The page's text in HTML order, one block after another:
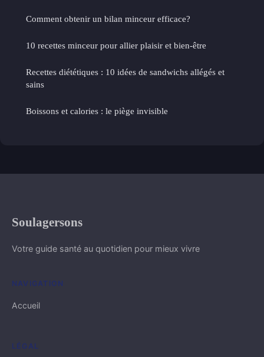
Comment obtenir un bilan minceur efficace?
10 recettes minceur pour allier plaisir et bien-être
Recettes diététiques : 10 idées de sandwichs allégés et
sains
Boissons et calories : le piège invisible
Soulagersons
Votre guide santé au quotidien pour mieux vivre
NAVIGATION
Accueil
LÉGAL